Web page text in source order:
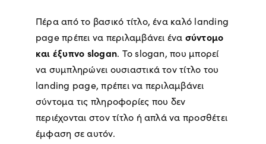
Πέρα από το βασικό τίτλο, ένα καλό landing
page πρέπει να περιλαμβάνει ένα σύντομο
και έξυπνο slogan. Το slogan, που μπορεί
να συμπληρώνει ουσιαστικά τον τίτλο του
landing page, πρέπει να περιλαμβάνει
σύντομα τις πληροφορίες που δεν
περιέχονται στον τίτλο ή απλά να προσθέτει
έμφαση σε αυτόν.